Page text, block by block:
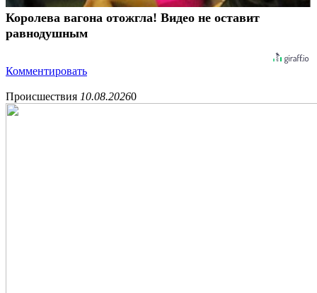
Королева вагона отожгла! Видео не оставит
равнодушным
Комментировать
Происшествия 10.08.20260